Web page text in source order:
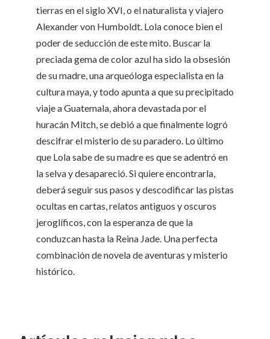
tierras en el siglo XVI, o el naturalista y viajero
Alexander von Humboldt. Lola conoce bien el
poder de seducción de este mito. Buscar la
preciada gema de color azul ha sido la obsesión
de su madre, una arqueóloga especialista en la
cultura maya, y todo apunta a que su precipitado
viaje a Guatemala, ahora devastada por el
huracán Mitch, se debió a que finalmente logró
descifrar el misterio de su paradero. Lo último
que Lola sabe de su madre es que se adentró en
la selva y desapareció. Si quiere encontrarla,
deberá seguir sus pasos y descodificar las pistas
ocultas en cartas, relatos antiguos y oscuros
jeroglíficos, con la esperanza de que la
conduzcan hasta la Reina Jade. Una perfecta
combinación de novela de aventuras y misterio
histórico.